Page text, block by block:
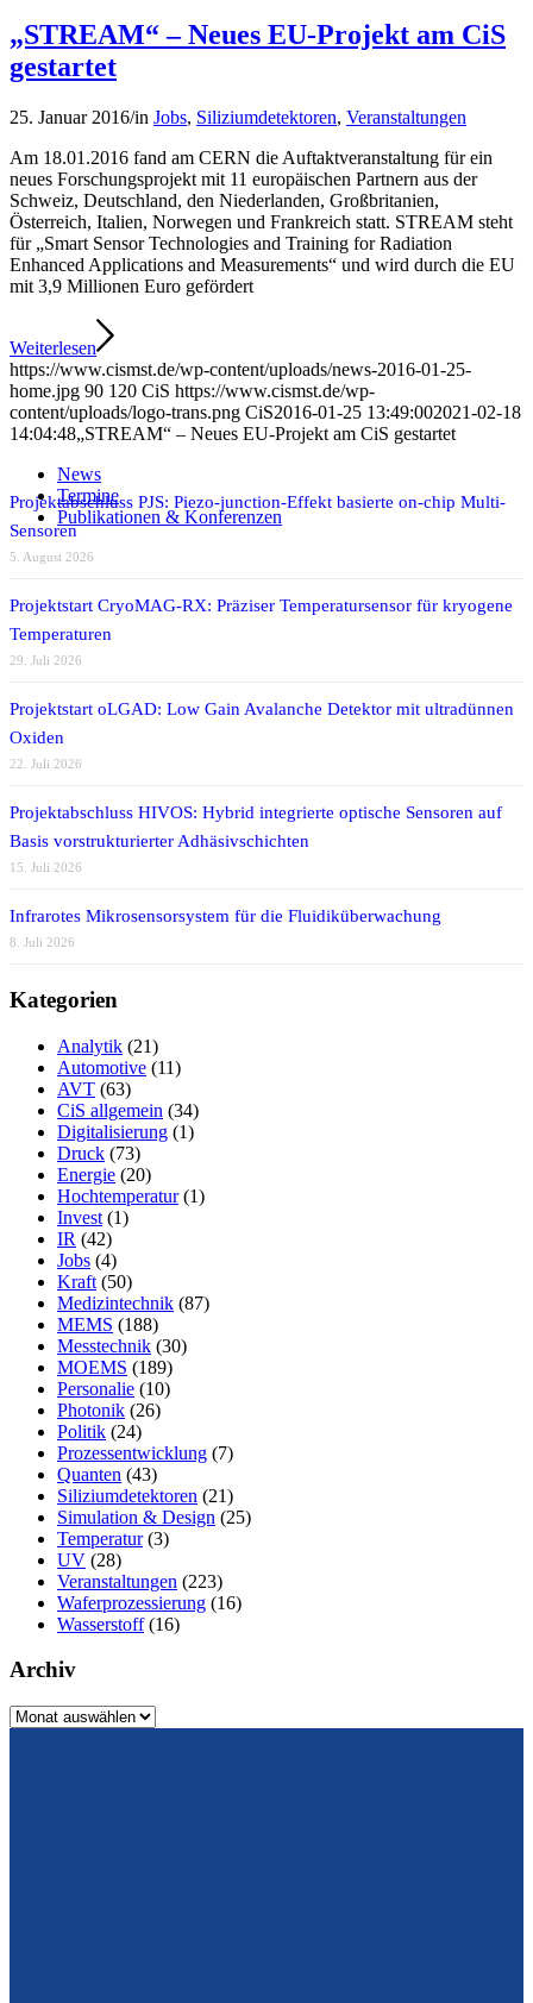
„STREAM“ – Neues EU-Projekt am CiS
gestartet
25. Januar 2016/in Jobs, Siliziumdetektoren, Veranstaltungen
Am 18.01.2016 fand am CERN die Auftaktveranstaltung für ein
neues Forschungsprojekt mit 11 europäischen Partnern aus der
Schweiz, Deutschland, den Niederlanden, Großbritanien,
Österreich, Italien, Norwegen und Frankreich statt. STREAM steht
für „Smart Sensor Technologies and Training for Radiation
Enhanced Applications and Measurements“ und wird durch die EU
mit 3,9 Millionen Euro gefördert
Weiterlesen
https://www.cismst.de/wp-content/uploads/news-2016-01-25-
home.jpg 90 120 CiS https://www.cismst.de/wp-
content/uploads/logo-trans.png CiS2016-01-25 13:49:002021-02-18
14:04:48„STREAM“ – Neues EU-Projekt am CiS gestartet
News
Termine
Publikationen & Konferenzen
Projektabschluss PJS: Piezo-junction-Effekt basierte on-chip Multi-
Sensoren
5. August 2026
Projektstart CryoMAG-RX: Präziser Temperatursensor für kryogene
Temperaturen
29. Juli 2026
Projektstart oLGAD: Low Gain Avalanche Detektor mit ultradünnen
Oxiden
22. Juli 2026
Projektabschluss HIVOS: Hybrid integrierte optische Sensoren auf
Basis vorstrukturierter Adhäsivschichten
15. Juli 2026
Infrarotes Mikrosensorsystem für die Fluidiküberwachung
8. Juli 2026
Kategorien
Analytik (21)
Automotive (11)
AVT (63)
CiS allgemein (34)
Digitalisierung (1)
Druck (73)
Energie (20)
Hochtemperatur(1)
Invest (1)
IR (42)
Jobs (4)
Kraft (50)
Medizintechnik (87)
MEMS (188)
Messtechnik (30)
MOEMS (189)
Personalie (10)
Photonik (26)
Politik (24)
Prozessentwicklung (7)
Quanten (43)
Siliziumdetektoren (21)
Simulation & Design (25)
Temperatur(3)
UV (28)
Veranstaltungen (223)
Waferprozessierung (16)
Wasserstoff(16)
Archiv
Archiv